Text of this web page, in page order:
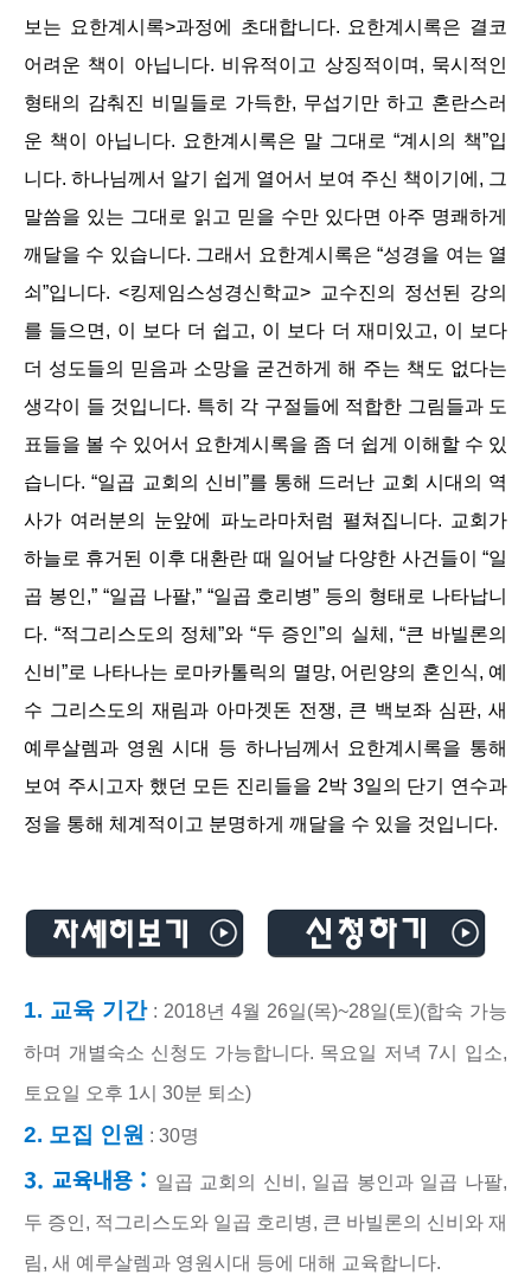
보는 요한계시록>과정에 초대합니다. 요한계시록은 결코
어려운 책이 아닙니다. 비유적이고 상징적이며, 묵시적인
형태의 감춰진 비밀들로 가득한, 무섭기만 하고 혼란스러
운 책이 아닙니다. 요한계시록은 말 그대로 “계시의 책”입
니다. 하나님께서 알기 쉽게 열어서 보여 주신 책이기에, 그
말씀을 있는 그대로 읽고 믿을 수만 있다면 아주 명쾌하게
깨달을 수 있습니다. 그래서 요한계시록은 “성경을 여는 열
쇠”입니다. <킹제임스성경신학교> 교수진의 정선된 강의
를 들으면, 이 보다 더 쉽고, 이 보다 더 재미있고, 이 보다
더 성도들의 믿음과 소망을 굳건하게 해 주는 책도 없다는
생각이 들 것입니다. 특히 각 구절들에 적합한 그림들과 도
표들을 볼 수 있어서 요한계시록을 좀 더 쉽게 이해할 수 있
습니다. “일곱 교회의 신비”를 통해 드러난 교회 시대의 역
사가 여러분의 눈앞에 파노라마처럼 펼쳐집니다. 교회가
하늘로 휴거된 이후 대환란 때 일어날 다양한 사건들이 “일
곱 봉인,” “일곱 나팔,” “일곱 호리병” 등의 형태로 나타납니
다. “적그리스도의 정체”와 “두 증인”의 실체, “큰 바빌론의
신비”로 나타나는 로마카톨릭의 멸망, 어린양의 혼인식, 예
수 그리스도의 재림과 아마겟돈 전쟁, 큰 백보좌 심판, 새
예루살렘과 영원 시대 등 하나님께서 요한계시록을 통해
보여 주시고자 했던 모든 진리들을 2박 3일의 단기 연수과
정을 통해 체계적이고 분명하게 깨달을 수 있을 것입니다.
1. 교육 기간: 2018년 4월 26일(목)~28일(토)(합숙 가능
하며 개별숙소 신청도 가능합니다. 목요일 저녁 7시 입소,
토요일 오후 1시 30분 퇴소)
2. 모집 인원 : 30명
3. 교육내용 : 일곱 교회의 신비, 일곱 봉인과 일곱 나팔,
두 증인, 적그리스도와 일곱 호리병, 큰 바빌론의 신비와 재
림, 새 예루살렘과 영원시대 등에 대해 교육합니다.